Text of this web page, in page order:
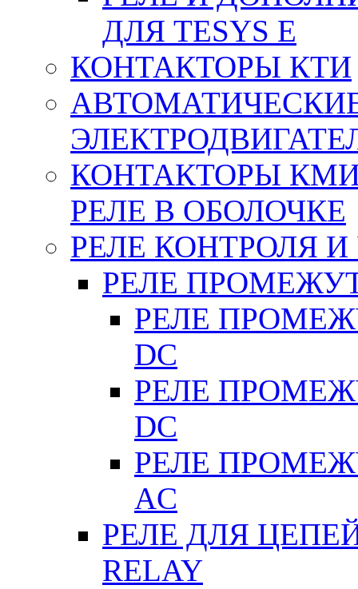
ДЛЯ TESYS E
КОНТАКТОРЫ КТИ
КОНТАКТОРЫ
РЕЛЕ В ОБОЛОЧКЕ
РЕЛЕ КОНТРОЛЯ
РЕЛЕ
РЕЛЕ
DC
РЕЛЕ
DC
РЕЛЕ
АC
РЕЛЕ ДЛЯ
RELAY